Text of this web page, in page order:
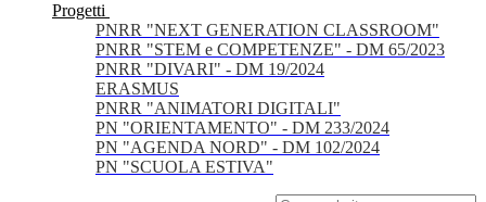
Progetti
PNRR "NEXT GENERATION CLASSROOM"
PNRR "STEM e COMPETENZE" - DM 65/2023
PNRR "DIVARI" - DM 19/2024
ERASMUS
PNRR "ANIMATORI DIGITALI"
PN "ORIENTAMENTO" - DM 233/2024
PN "AGENDA NORD" - DM 102/2024
PN "SCUOLA ESTIVA"